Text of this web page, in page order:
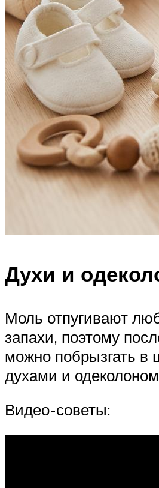
Духи и
Моль отпугивают
запахи, поэтому
можно побрызгать в
духами и
Видео-советы: